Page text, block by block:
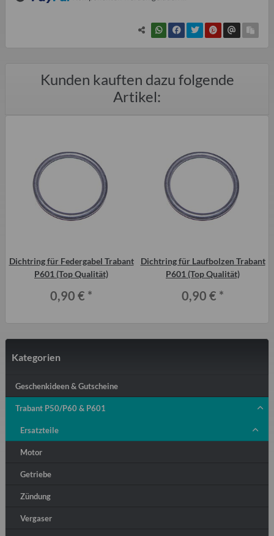
Kunden kauften dazu folgende
Artikel:
Dichtring für Federgabel Trabant
P601 (Top Qualität)
0,90 € *
Dichtring für Laufbolzen Trabant
P601 (Top Qualität)
0,90 € *
Kategorien
Geschenkideen & Gutscheine
Trabant P50/P60 & P601
Ersatzteile
Motor
Getriebe
Zündung
Vergaser